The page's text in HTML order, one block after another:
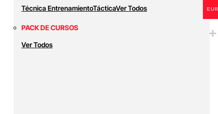
Técnica EntrenamientoTácticaVer Todos
PACK DE CURSOS
Ver Todos
EUR